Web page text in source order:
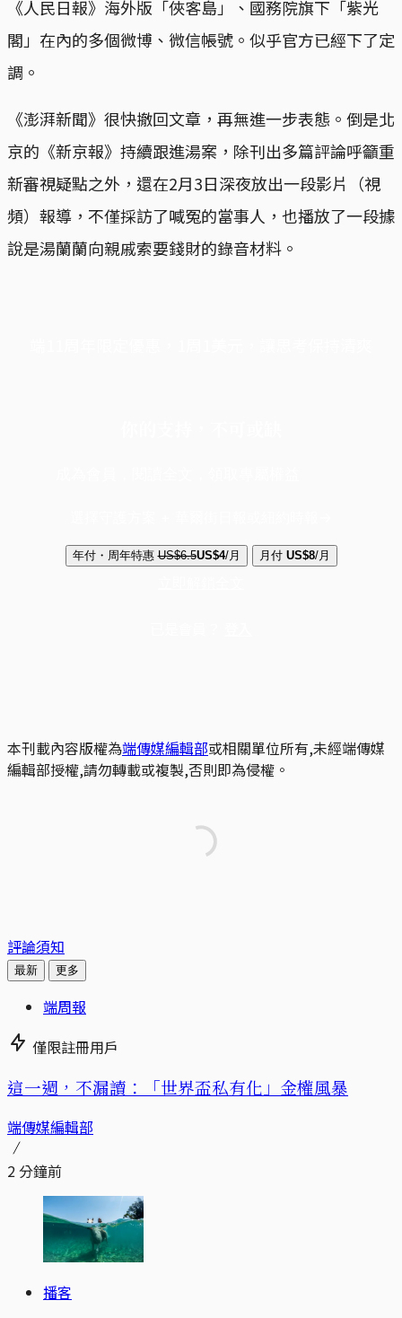
《人民日報》海外版「俠客島」、國務院旗下「紫光
閣」在內的多個微博、微信帳號。似乎官方已經下了定
調。
《澎湃新聞》很快撤回文章，再無進一步表態。倒是北
京的《新京報》持續跟進湯案，除刊出多篇評論呼籲重
新審視疑點之外，還在2月3日深夜放出一段影片（視
頻）報導，不僅採訪了喊冤的當事人，也播放了一段據
說是湯蘭蘭向親戚索要錢財的錄音材料。
年付・周年特惠 US$6.5US$4/月 月付 US$8/月
本刊載內容版權為端傳媒編輯部或相關單位所有,未經端傳媒
編輯部授權,請勿轉載或複製,否則即為侵權。
評論須知
最新 更多
端周報
僅限註冊用戶
這一週，不漏讀：「世界盃私有化」金權風暴
端傳媒編輯部
2 分鐘前
播客